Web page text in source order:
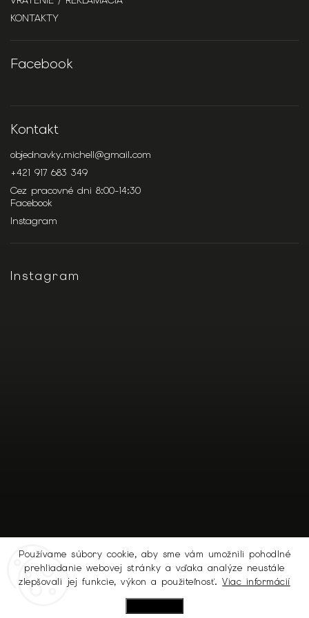
Používame súbory cookie, aby sme vám umožnili pohodlné
prehliadanie webovej stránky a vďaka analýze neustále
zlepšovali jej funkcie, výkon a použiteľnosť.Viac informácií
KONTAKTY
Facebook
Kontakt
objednavky.michell@gmail.com
+421 917 683 349
Cez pracovné dni 8:00-14:30
Facebook
Instagram
Instagram
Sledovať na Instagrame